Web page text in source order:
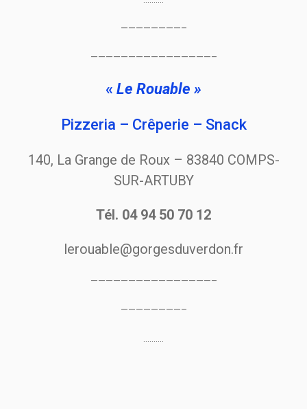
————————–
————————————————–
« Le Rouable »
Pizzeria – Crêperie – Snack
140, La Grange de Roux – 83840 COMPS-
SUR-ARTUBY
Tél. 04 94 50 70 12
lerouable@gorgesduverdon.fr
————————————————–
————————–
……….